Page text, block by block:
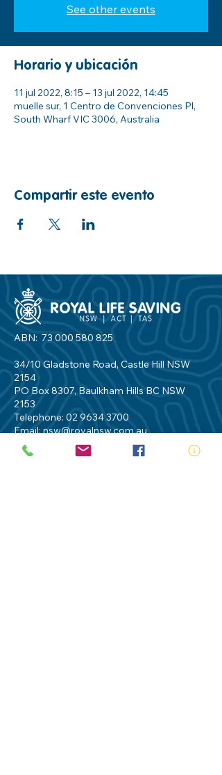
See other events
Horario y ubicación
11 jul 2022, 8:15 – 13 jul 2022, 14:45
muelle sur, 1 Centro de Convenciones Pl,
South Wharf VIC 3006, Australia
Compartir este evento
ABN: 73 000 580 825
34/10 Gladstone Road, Castle Hill NSW
2154
PO Box 8307, Baulkham Hills BC NSW
2153
Telephone: 02 9634 3700
Email:nsw@royalnsw.com.au
RTO 90666 - Royal Life Saving Society of